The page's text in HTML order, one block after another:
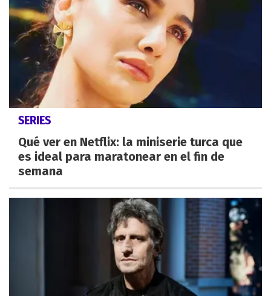
SERIES
Qué ver en Netflix: la miniserie turca que
es ideal para maratonear en el fin de
semana